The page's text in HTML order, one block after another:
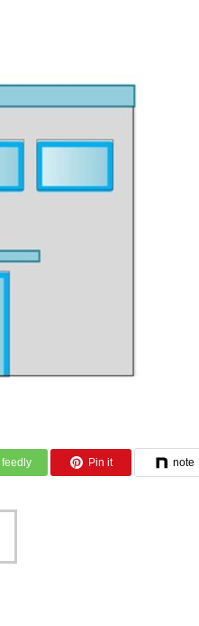
feedly Pin it note